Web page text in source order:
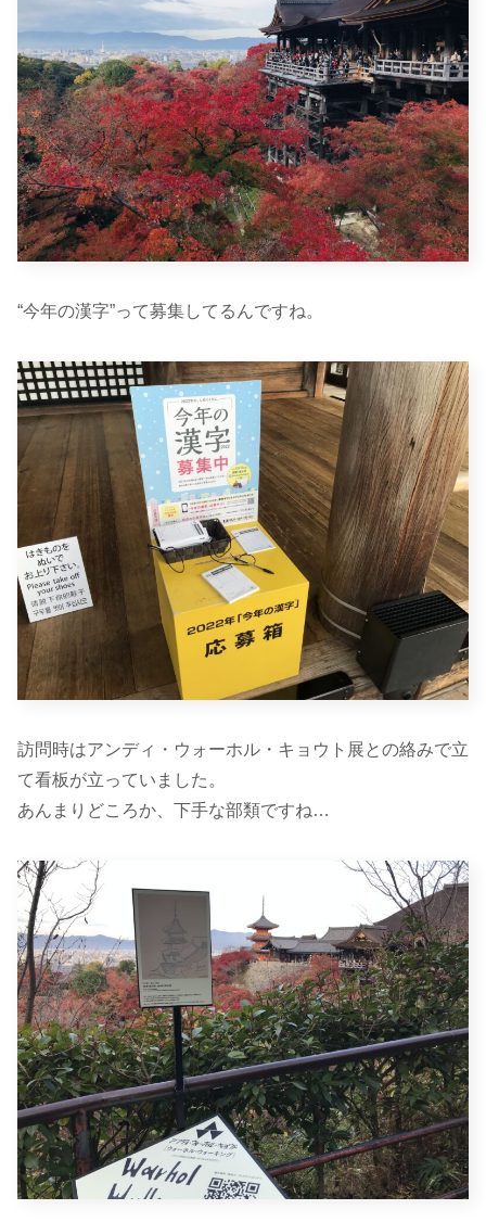
“今年の漢字”って募集してるんですね。
訪問時はアンディ・ウォーホル・キョウト展との絡みで立
て看板が立っていました。
あんまりどころか、下手な部類ですね…